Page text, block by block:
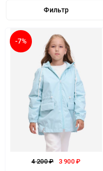
Фильтр
-7%
4 200 ₽ 3 900 ₽